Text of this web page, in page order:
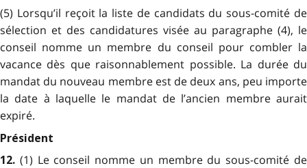
(5) Lorsqu’il reçoit la liste de candidats du sous-comité de
sélection et des candidatures visée au paragraphe (4), le
conseil nomme un membre du conseil pour combler la
vacance dès que raisonnablement possible. La durée du
mandat du nouveau membre est de deux ans, peu importe
la date à laquelle le mandat de l’ancien membre aurait
expiré.
Président
12. (1) Le conseil nomme un membre du sous-comité de